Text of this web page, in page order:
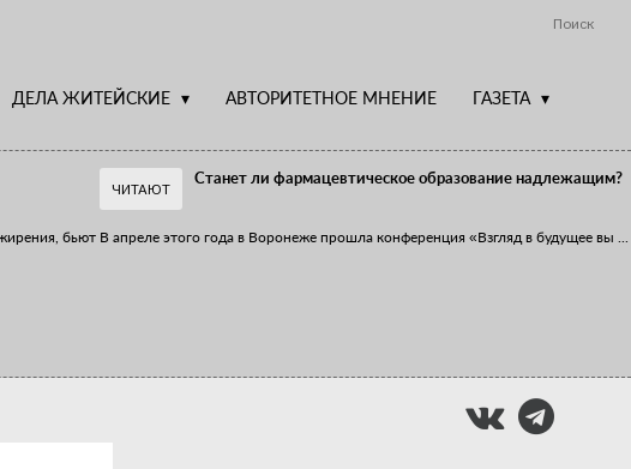
Поиск
ДЕЛА ЖИТЕЙСКИЕ АВТОРИТЕТНОЕ МНЕНИЕ ГАЗЕТА
бьют
ЧИТАЮТ
Станет ли фармацевтическое образование надлежащим?
В апреле этого года в Воронеже прошла конференция «Взгляд в будущее вы